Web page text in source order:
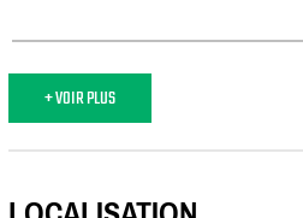
+ VOIR PLUS